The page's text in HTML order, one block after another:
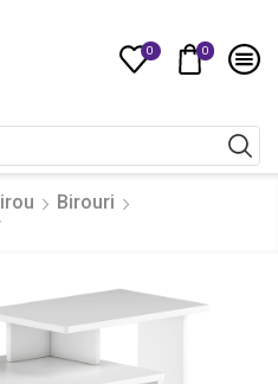
0 0
input
Birouri